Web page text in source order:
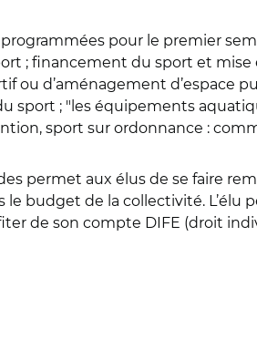
pour le premier
; financement du sport et
ou d’aménagement d’espace
sport ; "les équipements
sport sur ordonnance :
permet aux élus de se faire
le budget de la collectivité.
de son compte DIFE (droit